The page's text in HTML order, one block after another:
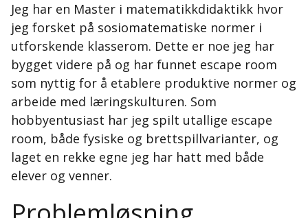
Jeg har en Master i matematikkdidaktikk hvor
jeg forsket på sosiomatematiske normer i
utforskende klasserom. Dette er noe jeg har
bygget videre på og har funnet escape room
som nyttig for å etablere produktive normer og
arbeide med læringskulturen. Som
hobbyentusiast har jeg spilt utallige escape
room, både fysiske og brettspillvarianter, og
laget en rekke egne jeg har hatt med både
elever og venner.